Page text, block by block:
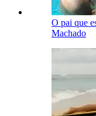
O pai que
Machado